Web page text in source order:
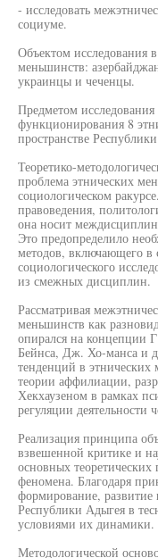
- исследовать
социуме.
Объектом исследования
меньшинств:
украинцы и чеченцы.
Предметом
функционирования 8
пространстве
Теоретико-
проблема этнических
социологическом
правоведения,
она носит
Это предопределило
методов, включающего в
социологического
из смежных дисциплин.
Рассматривая
меньшинств как
опирался на концепции
Бейнса, Дж. Хо-манса и
тенденций в
теории аффилиации,
Хекхаузеном в рамках
регуляции деятельности
Реализация принципа
взвешенной критике и
основных
феномена. Благодаря
формирование, развитие
Республики Адыгея в
условиями их динамики.
Методологической